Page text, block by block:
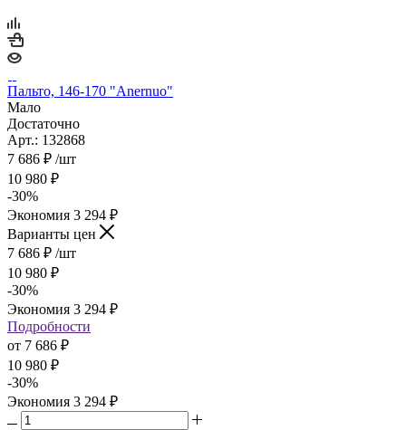
Пальто, 146-170 "Anernuo"
Мало
Достаточно
Арт.: 132868
7 686 ₽ /шт
10 980 ₽
-30%
Экономия 3 294 ₽
Варианты цен
7 686 ₽ /шт
10 980 ₽
-30%
Экономия 3 294 ₽
Подробности
от 7 686 ₽
10 980 ₽
-30%
Экономия 3 294 ₽